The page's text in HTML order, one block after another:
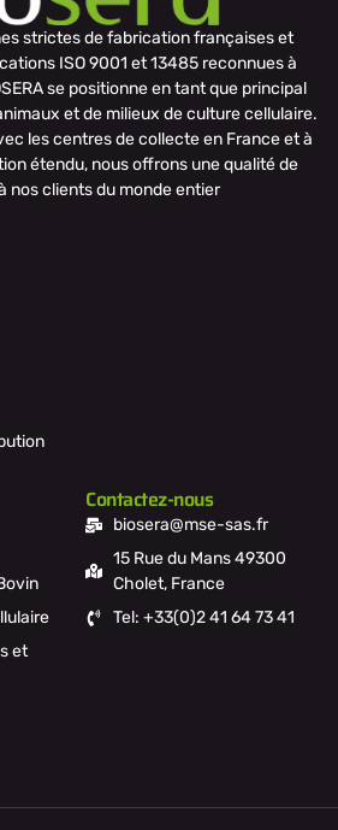
strictes de fabrication françaises et
ISO 9001 et 13485 reconnues à
se positionne en tant que principal
et de milieux de culture cellulaire.
les centres de collecte en France et à
étendu, nous offrons une qualité de
nos clients du monde entier
et
Contactez-nous
biosera@mse-sas.fr
15 Rue du Mans 49300
Cholet, France
Tel: +33(0)2 41 64 73 41